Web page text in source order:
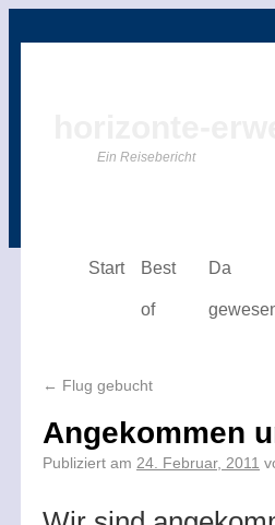
Ein Reisebericht
Start Best
of
Da
← Flug gebucht
Angekommen
Publiziert am 24. Februar, 2011